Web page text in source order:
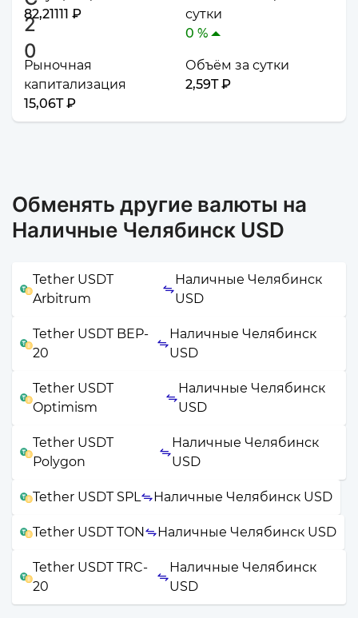
82,21111 ₽
сутки
0 %
Рыночная
капитализация
15,06T ₽
Объём за сутки
2,59T ₽
Обменять другие валюты на
Наличные Челябинск USD
Tether USDT
Arbitrum
Наличные Челябинск
USD
Tether USDT BEP-
20
Наличные Челябинск
USD
Tether USDT
Optimism
Наличные Челябинск
USD
Tether USDT
Polygon
Наличные Челябинск
USD
Tether USDT SPL Наличные Челябинск USD
Tether USDT TON Наличные Челябинск USD
Tether USDT TRC-
20
Наличные Челябинск
USD